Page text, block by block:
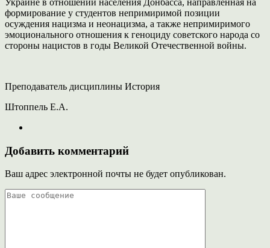
формирование у студентов непримиримой позиции
осуждения нацизма и неонацизма, а также непримиримого
эмоционального отношения к геноциду советского народа со
стороны нацистов в годы Великой Отечественной войны.
Преподаватель дисциплины История
Штоппель Е.А.
Добавить комментарий
Ваш адрес электронной почты не будет опубликован.